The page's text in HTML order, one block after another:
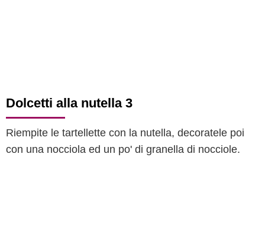
Dolcetti alla nutella 3
Riempite le tartellette con la nutella, decoratele poi
con una nocciola ed un po' di granella di nocciole.